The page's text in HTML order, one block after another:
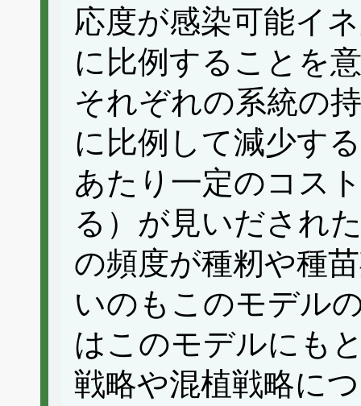
応度が感染可能イ
に比例することを
それぞれの系統の
に比例して減少す
あたり一定のコス
る）が見いだされ
の頻度が種籾や種
いのもこのモデル
はこのモデルにも
戦略や混植戦略に